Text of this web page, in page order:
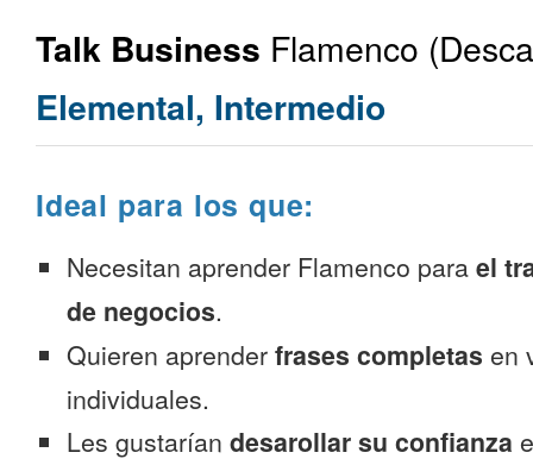
Talk Business Flamenco
Elemental, Intermedio
Ideal para los que:
Necesitan aprender Flamenco para el
de negocios.
Quieren aprender frases completas en
individuales.
Les gustarían desarollar su confianza